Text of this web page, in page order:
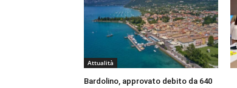
Attualità
Bardolino, approvato debito da 640